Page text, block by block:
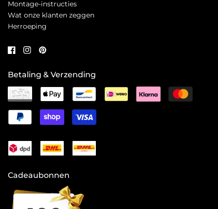
Montage-instructies
Wat onze klanten zeggen
Herroeping
Betaling & Verzending
Cadeaubonnen